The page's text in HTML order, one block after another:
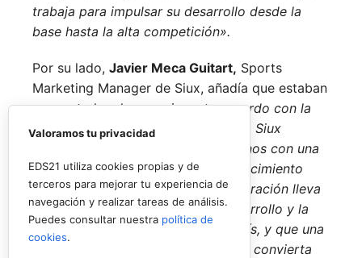
trabaja para impulsar su desarrollo desde la
base hasta la alta competición».
Por su lado, Javier Meca Guitart, Sports
Marketing Manager de Siux, añadía que estaban
«encantados de anunciar este acuerdo con la
Federación Española de Pádel. Para Siux
significa muchísimo poder vincularnos con una
entidad de tanto prestigio y reconocimiento
dentro de nuestro deporte. La Federación lleva
años siendo un referente en el desarrollo y la
promoción del pádel en nuestro país, y que una
marca española como la nuestra se convierta
Valoramos tu privacidad
EDS21 utiliza cookies propias y de
terceros para mejorar tu experiencia de
navegación y realizar tareas de análisis.
Puedes consultar nuestra política de
cookies.